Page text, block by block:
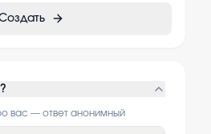
вас — ответ анонимный